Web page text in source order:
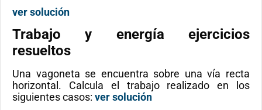
ver solución
Trabajo y energía ejercicios
resueltos
Una vagoneta se encuentra sobre una vía recta
horizontal. Calcula el trabajo realizado en los
siguientes casos: ver solución